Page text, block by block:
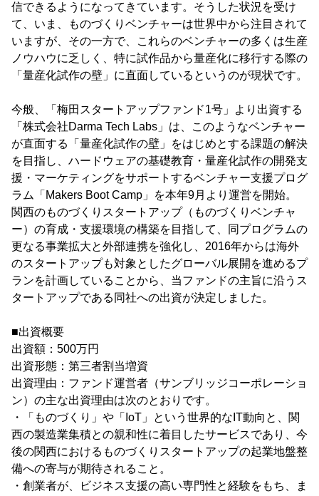
信できるようになってきています。そうした状況を受け
て、いま、ものづくりベンチャーは世界中から注目されて
いますが、その一方で、これらのベンチャーの多くは生産
ノウハウに乏しく、特に試作品から量産化に移行する際の
「量産化試作の壁」に直面しているというのが現状です。
今般、「梅田スタートアップファンド1号」より出資する
「株式会社Darma Tech Labs」は、このようなベンチャー
が直面する「量産化試作の壁」をはじめとする課題の解決
を目指し、ハードウェアの基礎教育・量産化試作の開発支
援・マーケティングをサポートするベンチャー支援プログ
ラム「Makers Boot Camp」を本年9月より運営を開始。
関西のものづくりスタートアップ（ものづくりベンチャ
ー）の育成・支援環境の構築を目指して、同プログラムの
更なる事業拡大と外部連携を強化し、2016年からは海外
のスタートアップも対象としたグローバル展開を進めるプ
ランを計画していることから、当ファンドの主旨に沿うス
タートアップである同社への出資が決定しました。
■出資概要
出資額：500万円
出資形態：第三者割当増資
出資理由：ファンド運営者（サンブリッジコーポレーショ
ン）の主な出資理由は次のとおりです。
・「ものづくり」や「IoT」という世界的なIT動向と、関
西の製造業集積との親和性に着目したサービスであり、今
後の関西におけるものづくりスタートアップの起業地盤整
備への寄与が期待されること。
・創業者が、ビジネス支援の高い専門性と経験をもち、ま